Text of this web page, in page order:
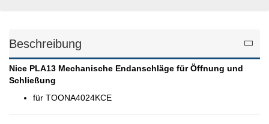
Beschreibung
Nice PLA13 Mechanische Endanschläge für Öffnung und
Schließung
für TOONA4024KCE